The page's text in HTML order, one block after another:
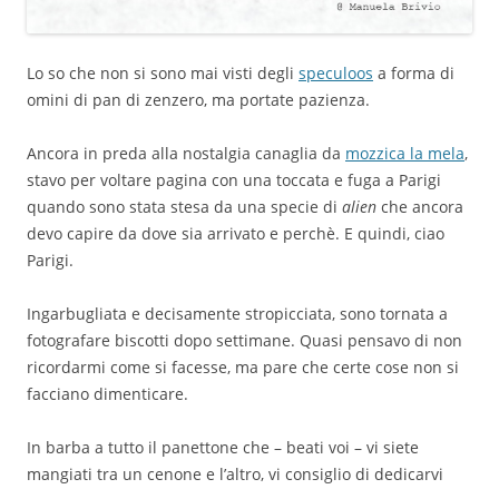
Lo so che non si sono mai visti degli speculoos a forma di
omini di pan di zenzero, ma portate pazienza.
Ancora in preda alla nostalgia canaglia da mozzica la mela,
stavo per voltare pagina con una toccata e fuga a Parigi
quando sono stata stesa da una specie di alien che ancora
devo capire da dove sia arrivato e perchè. E quindi, ciao
Parigi.
Ingarbugliata e decisamente stropicciata, sono tornata a
fotografare biscotti dopo settimane. Quasi pensavo di non
ricordarmi come si facesse, ma pare che certe cose non si
facciano dimenticare.
In barba a tutto il panettone che – beati voi – vi siete
mangiati tra un cenone e l’altro, vi consiglio di dedicarvi